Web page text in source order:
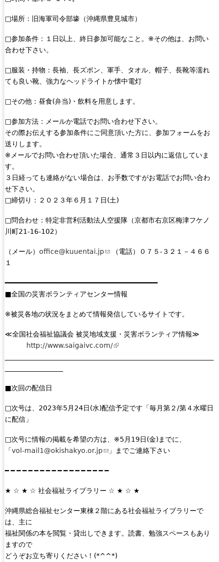
□場所：旧海軍司令部壕（沖縄県豊見城市）
□参加条件：１日以上、終日参加可能なこと。※その他は、お問い
合わせ下さい。
□服装・持物：長袖、長ズボン、軍手、タオル、帽子、長靴等濡れ
ても良い靴、強力なヘッドライトか懐中電灯
□その他：昼食(弁当)・飲料を用意します。
□参加方法：メールか電話でお問い合わせ下さい。
その際お伝えする参加条件にご同意頂いた方に、参加フォームをお
送りします。
※メールでお問い合わせ頂いた場合、通常３日以内に返信していま
す。
３日経っても連絡がない場合は、お手数ですがお電話でお問い合わ
せ下さい。
□締切り：２０２３年６月１７日(土)
□問合わせ：特定非営利活動法人空援隊（京都市右京区梅津フケノ
川町21-16-102）
（メール） office@kuuentai.jp(
n
k
e
n
i
（電話）０７５-３２１－４６６
１
━━━━━━━━━━━━━━━━━━━━━━━━━━━━━━━━━━━━━━━
■全国の災害ボランティアセンター情報
※被災各地の状況をまとめて情報発信しているサイトです。
≪全国社会福祉協議会 被災地域支援・災害ボランティア情報≫
http://www.saigaivc.com/(
s
x
a
)
■次回の配信日
□次号は、2023年5月24日(水)配信予定です「毎月第２/第４水曜日
に配信」
□次号に情報の掲載を希望の方は、※5月19日(金)までに、
「vol-mail1@okishakyo.or.jp(
i
s
n
s
」までご連絡下さい
━ ━ ━ ━ ━ ━ ━ ━ ━ ━ ━ ━ ━ ━ ━ ━ ━ ━
★ ☆ ★ ☆ 社会福祉ライブラリー ☆ ★ ☆ ★
沖縄県総合福祉センター東棟２階にある社会福祉ライブラリーで
は、主に
福祉関係の本を閲覧・貸出しできます。読書、勉強スペースもあり
ますので
どうぞお立ち寄りください！(*^^*)